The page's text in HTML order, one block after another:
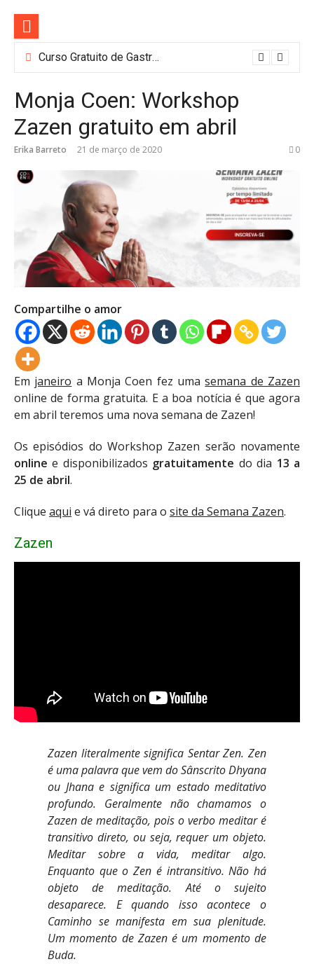
conteúdo
Curso Gratuito de Gastronomia e Barismo em SP: Nestlé Abre 100 Vagas
Monja Coen: Workshop
Zazen gratuito em abril
Erika Barreto 21 de março de 2020 0
Compartilhe o amor
Em janeiro a Monja Coen fez umasemana de Zazen
online de forma gratuita. E a boa notícia é que agora
em abril teremos uma nova semana de Zazen!
Os episódios do Workshop Zazen serão novamente
online e disponibilizados gratuitamente do dia 13 a
25 de abril.
Clique aqui e vá direto para o site da Semana Zazen.
Zazen
Zazen literalmente significa Sentar Zen. Zen
é uma palavra que vem do Sânscrito Dhyana
ou Jhana e significa um estado meditativo
profundo. Geralmente não chamamos o
Zazen de meditação, pois o verbo meditar é
transitivo direto, ou seja, requer um objeto.
Meditar sobre a vida, meditar algo.
Enquanto que o Zen é intransitivo. Não há
objeto de meditação. Até o sujeito
desaparece. E quando isso acontece o
Caminho se manifesta em sua plenitude.
Um momento de Zazen é um momento de
Buda.